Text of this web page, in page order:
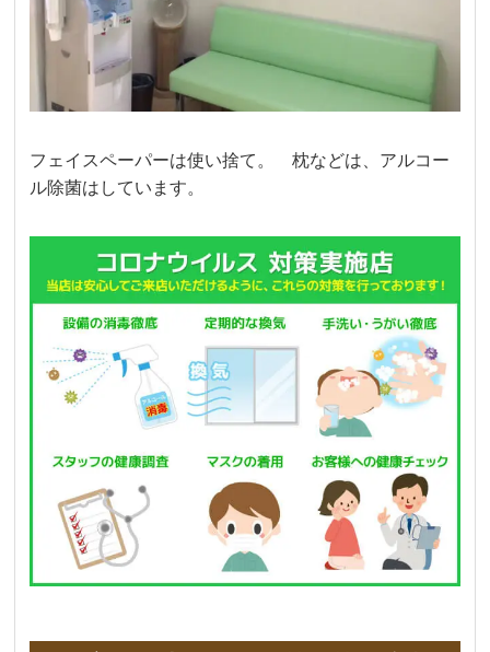
フェイスペーパーは使い捨て。 枕などは、アルコー
ル除菌はしています。